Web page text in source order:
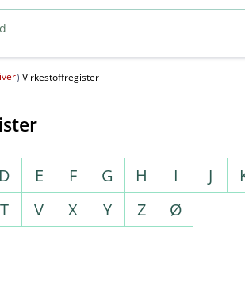
) Virkestoffregister
D E F G H I J
T V X Y Z Ø